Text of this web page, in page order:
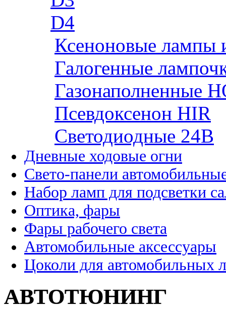
D4
Ксеноновые лампы
Галогенные
Газонаполненные
Псевдоксенон HIR
Cветодиодные 24B
Дневные ходовые огни
Свето-панели
Набор ламп для подсветки
Оптика, фары
Фары рабочего света
Автомобильные аксессуары
Цоколи для автомобильных
АВТОТЮНИНГ